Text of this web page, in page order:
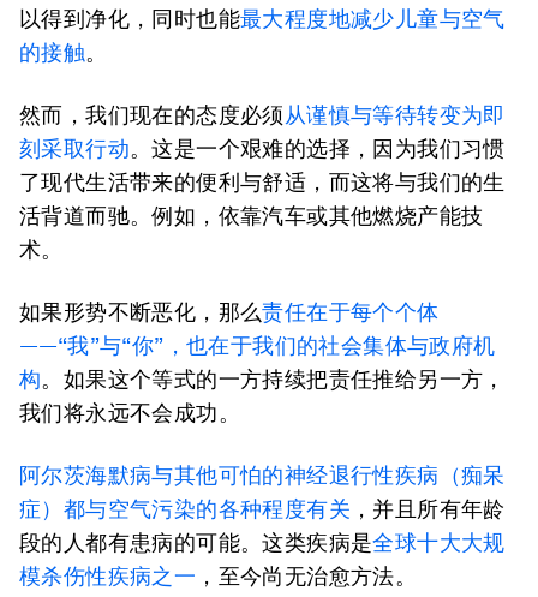
以得到净化，同时也能最大程度地减少儿童与空气
的接触。
然而，我们现在的态度必须从谨慎与等待转变为即
刻采取行动。这是一个艰难的选择，因为我们习惯
了现代生活带来的便利与舒适，而这将与我们的生
活背道而驰。例如，依靠汽车或其他燃烧产能技
术。
如果形势不断恶化，那么责任在于每个个体
——“我”与“你”，也在于我们的社会集体与政府机
构。如果这个等式的一方持续把责任推给另一方，
我们将永远不会成功。
阿尔茨海默病与其他可怕的神经退行性疾病（痴呆
症）都与空气污染的各种程度有关 ，并且所有年龄
段的人都有患病的可能。这类疾病是全球十大大规
模杀伤性疾病之一 ，至今尚无治愈方法。